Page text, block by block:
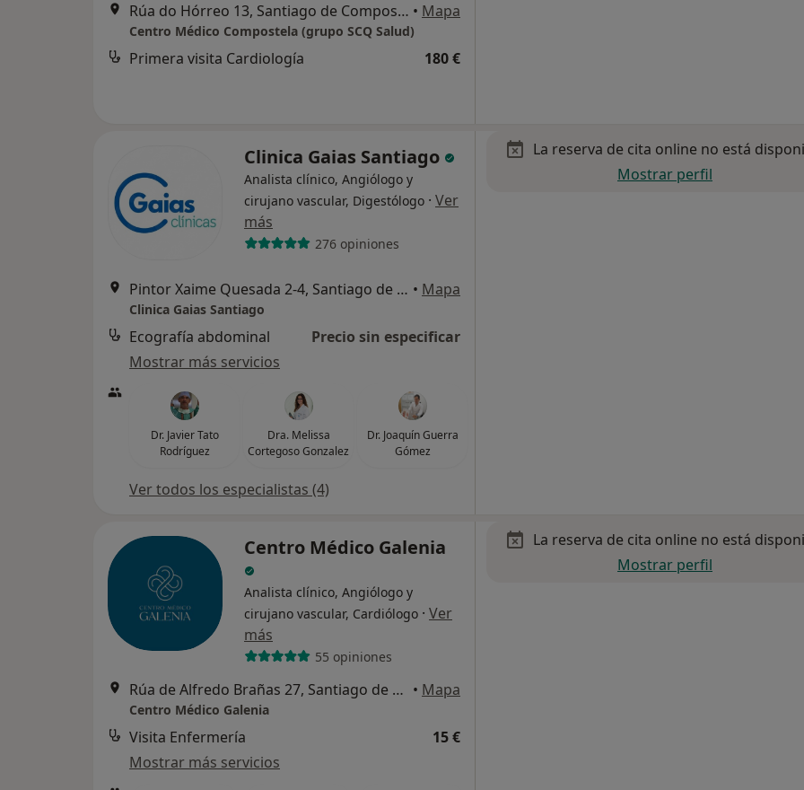
Rúa do Hórreo 13, Santiago de Compostela • Mapa
Centro Médico Compostela (grupo SCQ Salud)
Primera visita Cardiología 180 €
Clinica Gaias Santiago
Analista clínico, Angiólogo y
cirujano vascular, Digestólogo · Ver
más
276 opiniones
Pintor Xaime Quesada 2-4, Santiago de Compostela • Mapa
Clinica Gaias Santiago
Ecografía abdominal
Precio sin especificar
Mostrar más servicios
Dr. Javier Tato
Rodríguez
Dra. Melissa
Cortegoso Gonzalez
Dr. Joaquín Guerra
Gómez
Ver todos los especialistas (4)
La reserva de cita online no está
Mostrar perfil
Centro Médico Galenia
Analista clínico, Angiólogo y
cirujano vascular, Cardiólogo · Ver
más
55 opiniones
Rúa de Alfredo Brañas 27, Santiago de Compostela • Mapa
Centro Médico Galenia
Visita Enfermería
15 €
Mostrar más servicios
La reserva de cita online no está
Mostrar perfil